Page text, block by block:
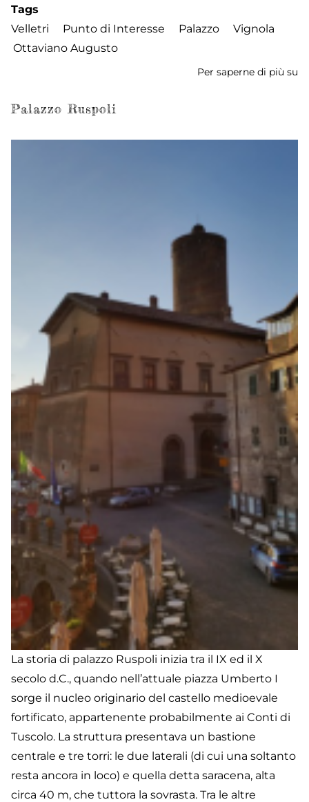
Tags
Velletri
Punto di Interesse Palazzo
Vignola
Ottaviano Augusto
Per saperne di più su
Palazzo Ruspoli
La storia di palazzo Ruspoli inizia tra il IX ed il X
secolo d.C., quando nell’attuale piazza Umberto I
sorge il nucleo originario del castello medioevale
fortificato, appartenente probabilmente ai Conti di
Tuscolo. La struttura presentava un bastione
centrale e tre torri: le due laterali (di cui una soltanto
resta ancora in loco) e quella detta saracena, alta
circa 40 m, che tuttora la sovrasta. Tra le altre